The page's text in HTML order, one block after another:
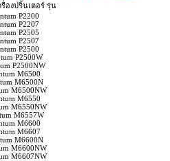
รื่องปริ้นเตอร์ รุ่น
P2200
P2207
P2505
P2507
P2500
P2500W
P2500NW
M6500
M6500N
M6500NW
M6550
M6550NW
M6557W
M6600
M6607
M6600N
M6600NW
M6607NW